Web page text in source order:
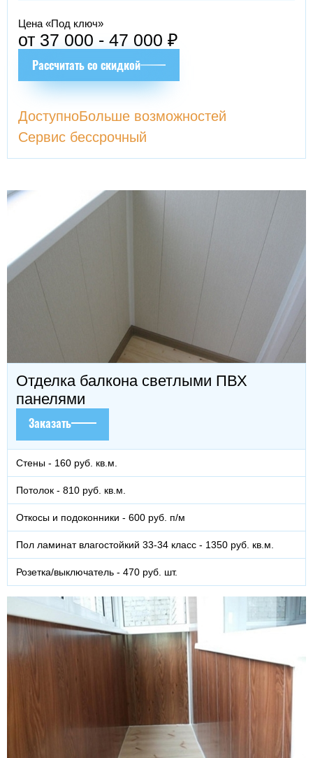
Цена «Под ключ»
от 37 000 - 47 000 ₽
Рассчитать со скидкой
ДоступноБольше возможностей
Сервис бессрочный
Отделка балкона светлыми ПВХ
панелями
Заказать
Стены - 160 руб. кв.м.
Потолок - 810 руб. кв.м.
Откосы и подоконники - 600 руб. п/м
Пол ламинат влагостойкий 33-34 класс - 1350 руб. кв.м.
Розетка/выключатель - 470 руб. шт.